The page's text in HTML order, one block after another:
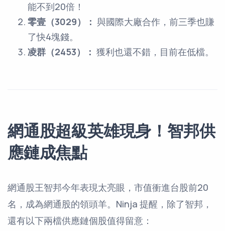
能不到20倍！
零壹（3029）： 與國際大廠合作，前三季也賺
了快4塊錢。
凌群（2453）： 獲利也還不錯，目前在低檔。
網通股超級英雄現身！智邦供
應鏈成焦點
網通股王智邦今年表現太亮眼，市值衝進台股前20
名，成為網通股的領頭羊。Ninja 提醒，除了智邦，
還有以下兩檔供應鏈個股值得留意：